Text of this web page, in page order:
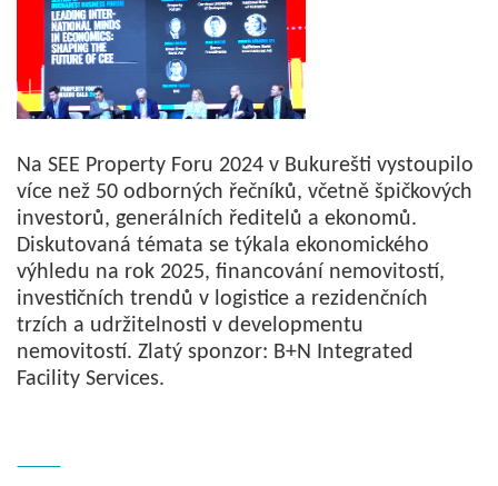
Na SEE Property Foru 2024 v Bukurešti vystoupilo
více než 50 odborných řečníků, včetně špičkových
investorů, generálních ředitelů a ekonomů.
Diskutovaná témata se týkala ekonomického
výhledu na rok 2025, financování nemovitostí,
investičních trendů v logistice a rezidenčních
trzích a udržitelnosti v developmentu
nemovitostí. Zlatý sponzor: B+N Integrated
Facility Services.